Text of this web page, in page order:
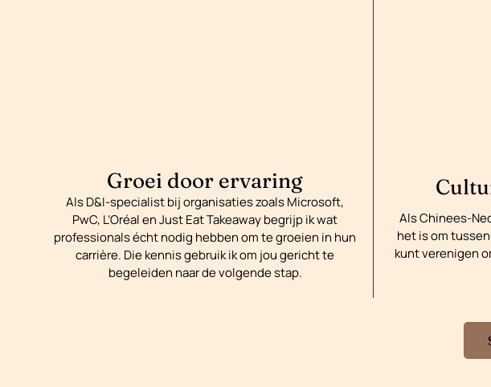
Groei door ervaring
Als D&I-specialist bij organisaties zoals Microsoft,
PwC, L’Oréal en Just Eat Takeaway begrijp ik wat
professionals écht nodig hebben om te groeien in hun
carrière. Die kennis gebruik ik om jou gericht te
begeleiden naar de volgende stap.
Als Chinees-
het is om
kunt verenigen